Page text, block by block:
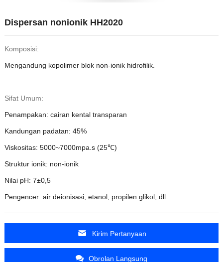
Dispersan nonionik HH2020
Komposisi:
Mengandung kopolimer blok non-ionik hidrofilik.
Sifat Umum:
Penampakan: cairan kental transparan
Kandungan padatan: 45%
Viskositas: 5000~7000mpa.s (25℃)
Struktur ionik: non-ionik
Nilai pH: 7±0,5
Pengencer: air deionisasi, etanol, propilen glikol, dll.
Kirim Pertanyaan
Obrolan Langsung